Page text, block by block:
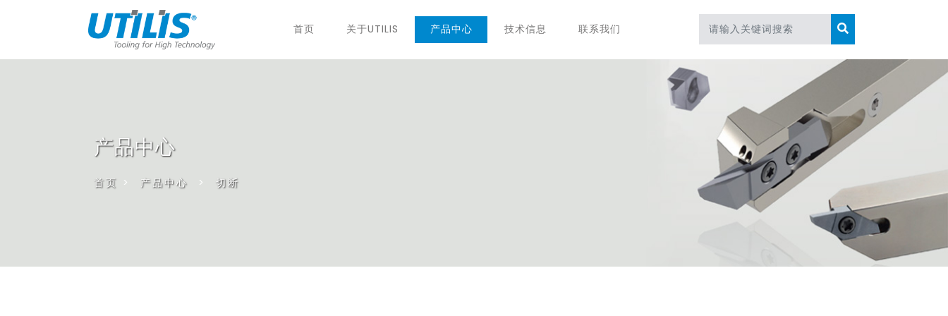
首页 关于UTILIS 产品中心 技术信息 联系我们
产品中心
首页 > 产品中心 > 切断